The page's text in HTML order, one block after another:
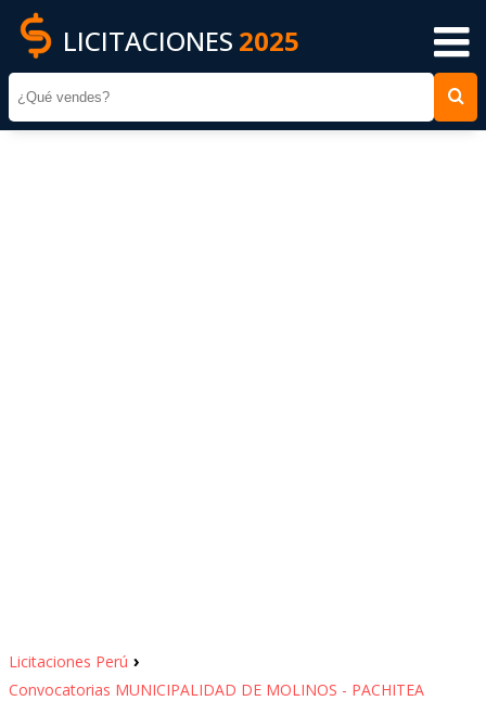
LICITACIONES 2025
Licitaciones Perú ›
Convocatorias MUNICIPALIDAD DE MOLINOS - PACHITEA